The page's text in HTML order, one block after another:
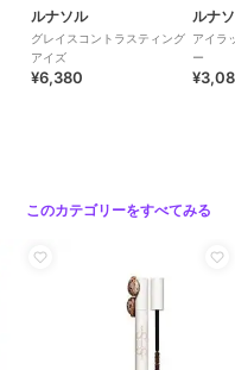
ルナソル
グレイスコントラスティング
アイズ
¥6,380
ルナ
アイラ
ー
このカテゴリーをすべてみる